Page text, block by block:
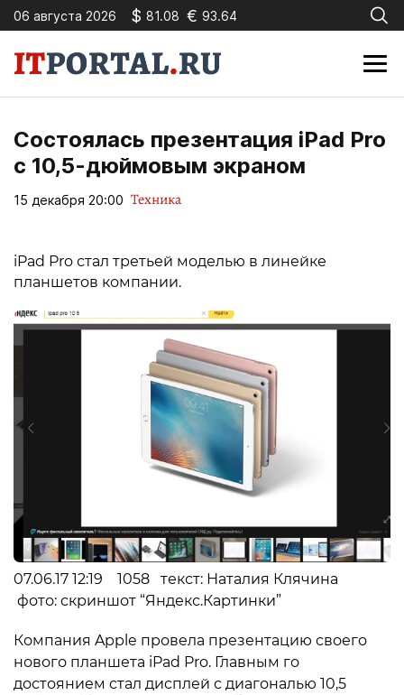
06 августа 2026 $ 81.08 € 93.64
Состоялась презентация iPad Pro
с 10,5-дюймовым экраном
15 декабря 20:00 Техника
iPad Pro стал третьей моделью в линейке
планшетов компании.
07.06.17 12:19 1058 текст: Наталия Клячина
фото: скриншот “Яндекс.Картинки”
Компания Apple провела презентацию своего
нового планшета iPad Pro. Главным го
достоянием стал дисплей с диагональю 10,5